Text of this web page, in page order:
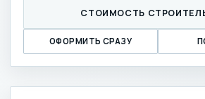
СТОИМОСТЬ
ОФОРМИТЬ СРАЗУ